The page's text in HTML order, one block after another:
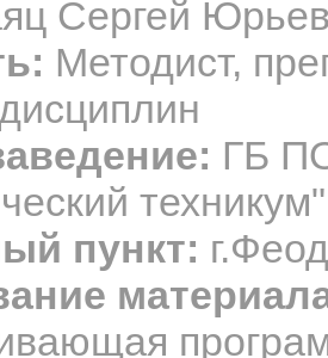
Сергей
Методист,
ГБ
техникум"
пункт: